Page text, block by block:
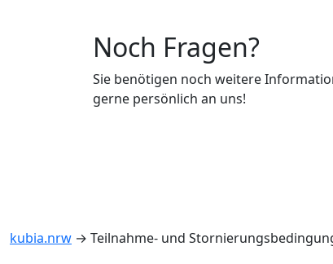
Noch Fragen?
Sie benötigen noch weitere
gerne persönlich an uns!
kubia.nrw → Teilnahme- und